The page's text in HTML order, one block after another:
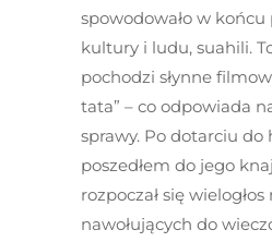
spowodowało w
kultury i ludu, suahili.
pochodzi słynne
tata” – co odpowiada
sprawy. Po dotarciu do
poszedłem do jego
rozpoczał się
nawołujących do